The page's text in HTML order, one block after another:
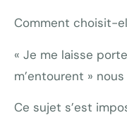
Comment choisit-
« Je me laisse
m’entourent »
Ce sujet s’est